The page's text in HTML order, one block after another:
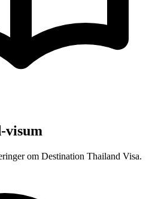
visum
om Destination Thailand Visa.